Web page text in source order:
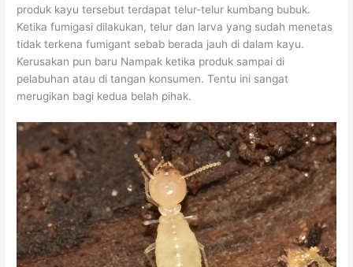
produk kayu tersebut terdapat telur-telur kumbang bubuk.
Ketika fumigasi dilakukan, telur dan larva yang sudah menetas
tidak terkena fumigant sebab berada jauh di dalam kayu.
Kerusakan pun baru Nampak ketika produk sampai di
pelabuhan atau di tangan konsumen. Tentu ini sangat
merugikan bagi kedua belah pihak.